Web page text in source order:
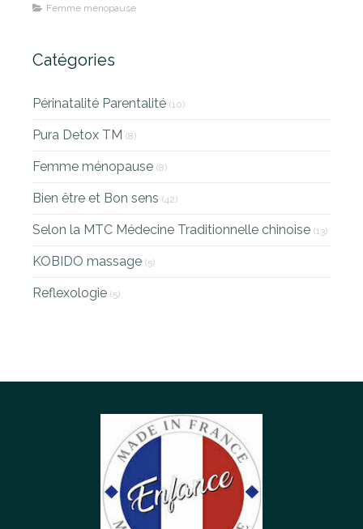
Femme ménopause
Catégories
Périnatalité Parentalité (10)
Pura Detox TM (8)
Femme ménopause (8)
Bien être et Bon sens (42)
Selon la MTC Médecine Traditionnelle chinoise (13)
KOBIDO massage (5)
Reflexologie (5)